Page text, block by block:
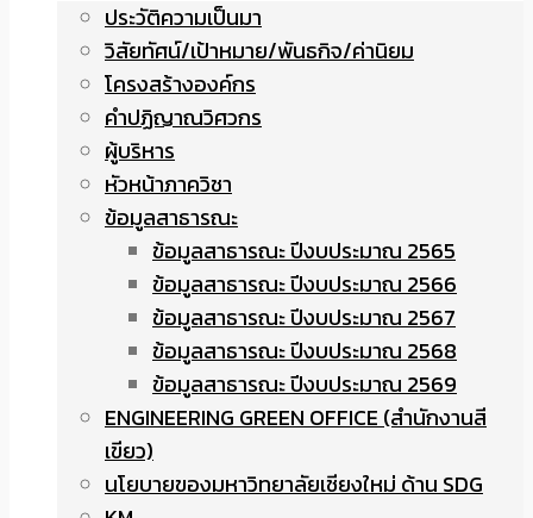
ประวัติความเป็นมา
วิสัยทัศน์/เป้าหมาย/พันธกิจ/ค่านิยม
โครงสร้างองค์กร
คำปฏิญาณวิศวกร
ผู้บริหาร
หัวหน้าภาควิชา
ข้อมูลสาธารณะ
ข้อมูลสาธารณะ ปีงบประมาณ 2565
ข้อมูลสาธารณะ ปีงบประมาณ 2566
ข้อมูลสาธารณะ ปีงบประมาณ 2567
ข้อมูลสาธารณะ ปีงบประมาณ 2568
ข้อมูลสาธารณะ ปีงบประมาณ 2569
ENGINEERING GREEN OFFICE (สำนักงานสี
เขียว)
นโยบายของมหาวิทยาลัยเชียงใหม่ ด้าน SDG